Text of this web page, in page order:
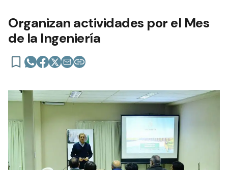
Organizan actividades por el Mes
de la Ingeniería